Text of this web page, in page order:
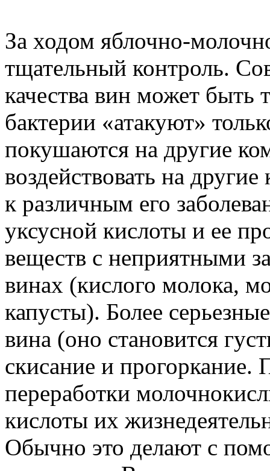
За ходом яблочно-
тщательный контроль.
качества вин может быть
бактерии «атакуют»
покушаются на другие
воздействовать на
к различным его
уксусной кислоты и ее
веществ с неприятными
винах (кислого молока,
капусты). Более
вина (оно становится
скисание и прогоркание.
переработки
кислоты их
Обычно это делают с